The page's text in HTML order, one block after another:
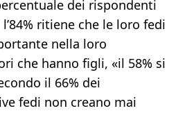
dei rispondenti
ritiene che le loro fedi
nella loro
che hanno figli, «il 58% si
il 66% dei
fedi non creano mai